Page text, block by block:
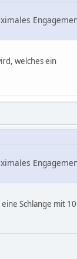
welches ein
Schlange mit